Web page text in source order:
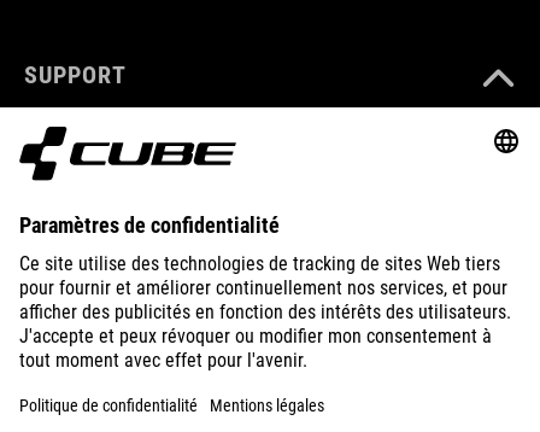
SUPPORT
ÜBER UNS
ENTDECKEN